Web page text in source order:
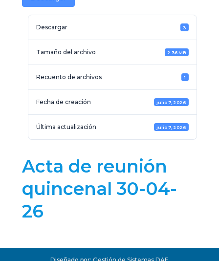
Descargar 3
Tamaño del archivo 2.36 MB
Recuento de archivos 1
Fecha de creación julio 7, 2026
Última actualización julio 7, 2026
Acta de reunión
quincenal 30-04-
26